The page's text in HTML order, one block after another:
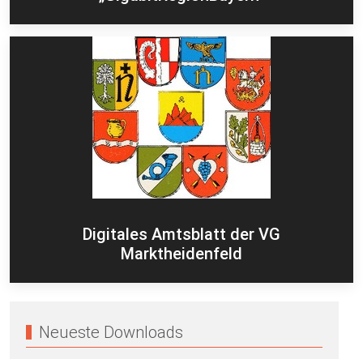
Digitales Amtsblatt der VG
Marktheidenfeld
Neueste Downloads